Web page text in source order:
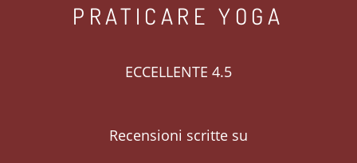
PRATICARE YOGA
ECCELLENTE 4.5
Recensioni scritte su